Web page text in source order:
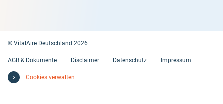
© VitalAire Deutschland 2026
AGB & Dokumente Disclaimer Datenschutz Impressum
Cookies verwalten